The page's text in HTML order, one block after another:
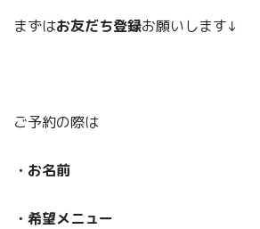
まずはお友だち登録お願いします↓
ご予約の際は
・お名前